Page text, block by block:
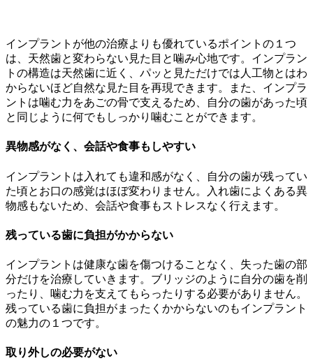
インプラントが他の治療よりも優れているポイントの１つ
は、天然歯と変わらない見た目と噛み心地です。インプラン
トの構造は天然歯に近く、パッと見ただけでは人工物とはわ
からないほど自然な見た目を再現できます。また、インプラ
ントは噛む力をあごの骨で支えるため、自分の歯があった頃
と同じように何でもしっかり噛むことができます。
異物感がなく、会話や食事もしやすい
インプラントは入れても違和感がなく、自分の歯が残ってい
た頃とお口の感覚はほぼ変わりません。入れ歯によくある異
物感もないため、会話や食事もストレスなく行えます。
残っている歯に負担がかからない
インプラントは健康な歯を傷つけることなく、失った歯の部
分だけを治療していきます。ブリッジのように自分の歯を削
ったり、噛む力を支えてもらったりする必要がありません。
残っている歯に負担がまったくかからないのもインプラント
の魅力の１つです。
取り外しの必要がない